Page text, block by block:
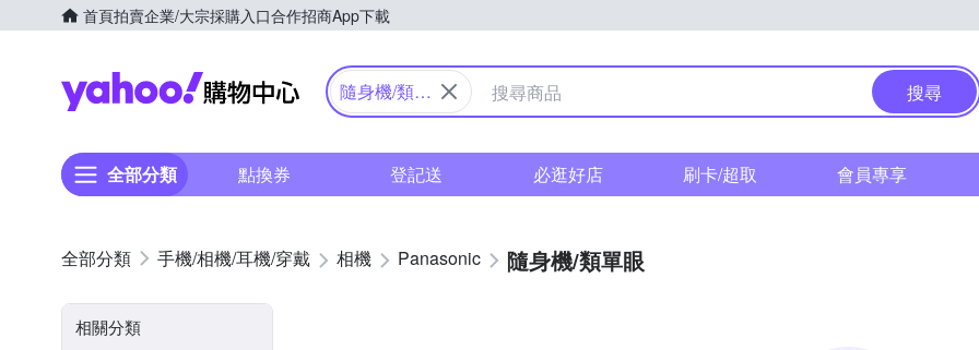
首頁拍賣企業/大宗採購入口合作招商App下載
Yahoo購物中心
隨身機/類單
搜尋
全部分類 點換券 登記送 必逛好店 刷卡/超取 會員專享
手機/相機/耳機/穿戴 相機 Panasonic 隨身機/類單眼
相關分類